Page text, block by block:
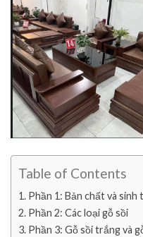
Table of Contents
Phần 1: Bản chất và sinh
Phần 2: Các loại gỗ sồi
Phần 3: Gỗ sồi trắng và